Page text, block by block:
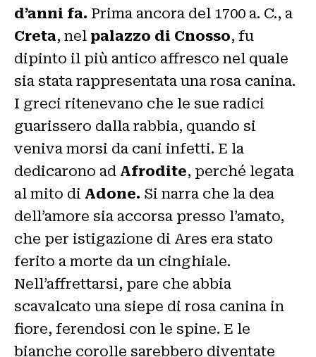
d’anni fa. Prima ancora del 1700 a. C., a
Creta, nel palazzo di Cnosso, fu
dipinto il più antico affresco nel quale
sia stata rappresentata una rosa canina.
I greci ritenevano che le sue radici
guarissero dalla rabbia, quando si
veniva morsi da cani infetti. E la
dedicarono ad Afrodite, perché legata
al mito di Adone. Si narra che la dea
dell’amore sia accorsa presso l’amato,
che per istigazione di Ares era stato
ferito a morte da un cinghiale.
Nell’affrettarsi, pare che abbia
scavalcato una siepe di rosa canina in
fiore, ferendosi con le spine. E le
bianche corolle sarebbero diventate